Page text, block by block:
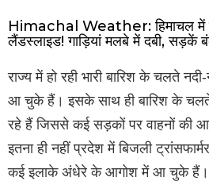
Himachal Weather: हिमाचल में
लैंडस्लाइड! गाड़ियां मलबे में दबी, सड़कें
राज्य में हो रही भारी बारिश के चलते
आ चुके हैं। इसके साथ ही बारिश के
रहे हैं जिससे कई सड़कों पर वाहनों की
इतना ही नहीं प्रदेश में बिजली
कई इलाके अंधेरे के आगोश में आ चुके हैं।